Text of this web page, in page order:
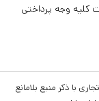
کلیه وجه پرداختی
با ذکر منبع بلامانع